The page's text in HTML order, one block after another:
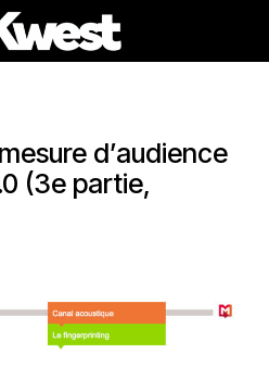
d’audience
(3e partie,